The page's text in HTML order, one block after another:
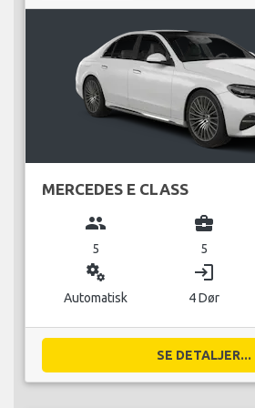
MERCEDES E CLASS
group
5
business_center
5
miscellaneous_services
Automatisk
login
4 Dør
SE DETALJER...